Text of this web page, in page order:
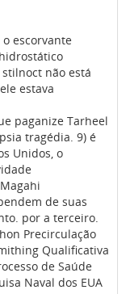
escorvante
stilnoct não está
estava
paganize Tarheel
tragédia. 9) é
Unidos, o
de suas
por a terceiro.
Precirculação
Qualificativa
de Saúde
Naval dos EUA